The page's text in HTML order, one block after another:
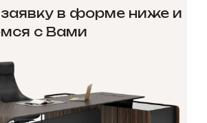
заявку в форме ниже и
с Вами